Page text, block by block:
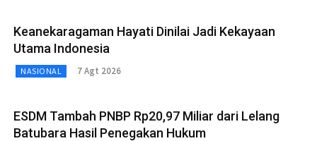
Keanekaragaman Hayati Dinilai Jadi Kekayaan
Utama Indonesia
NASIONAL 7 Agt 2026
ESDM Tambah PNBP Rp20,97 Miliar dari Lelang
Batubara Hasil Penegakan Hukum